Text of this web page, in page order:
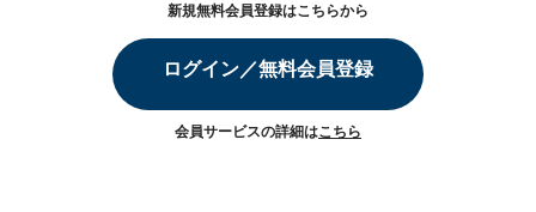
新規無料会員登録はこちらから
ログイン／無料会員登録
会員サービスの詳細はこちら